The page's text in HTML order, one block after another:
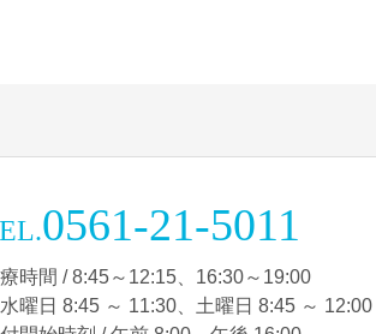
0561-21-5011
時間 / 8:45～12:15、16:30～19:00
曜日 8:45 ～ 11:30、土曜日 8:45 ～ 12:00